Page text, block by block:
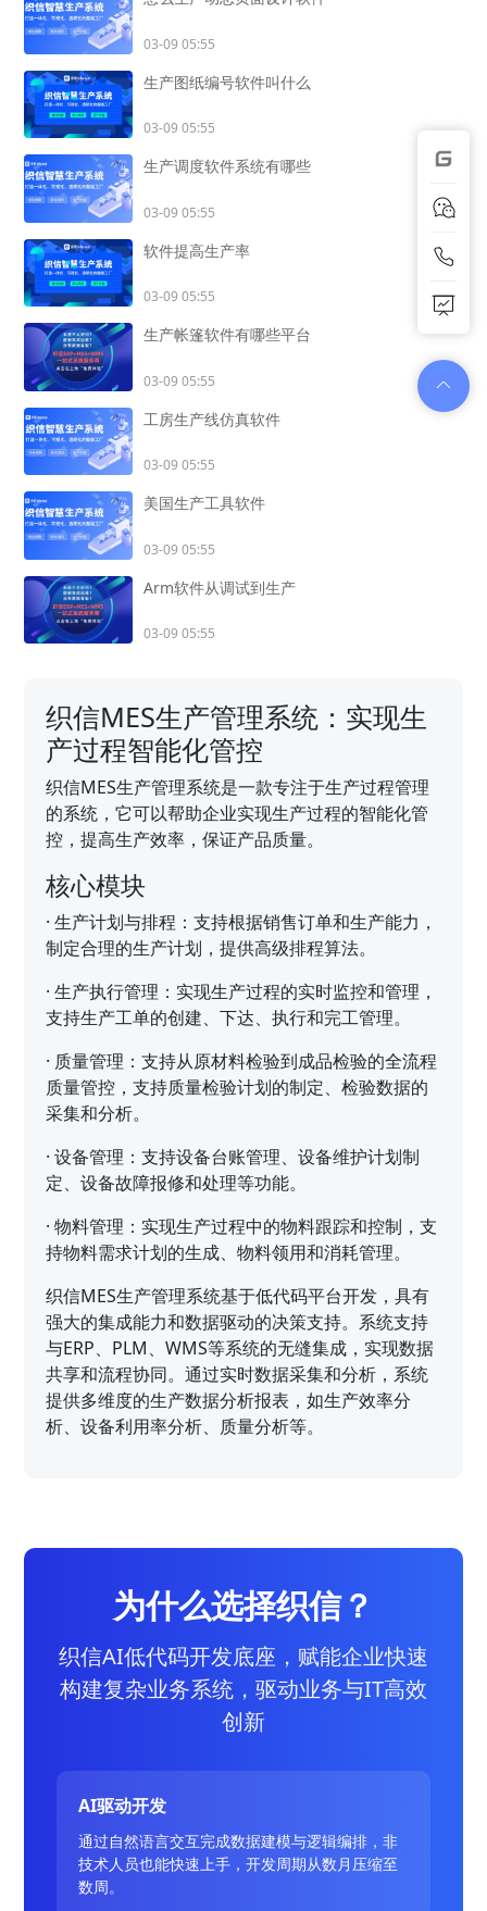
03-09 05:55
生产图纸编号软件叫什么
03-09 05:55
生产调度软件系统有哪些
03-09 05:55
软件提高生产率
03-09 05:55
生产帐篷软件有哪些平台
03-09 05:55
工房生产线仿真软件
03-09 05:55
美国生产工具软件
03-09 05:55
Arm软件从调试到生产
03-09 05:55
织信MES生产管理系统：实现生
产过程智能化管控
织信MES生产管理系统是一款专注于生产过程管理
的系统，它可以帮助企业实现生产过程的智能化管
控，提高生产效率，保证产品质量。
核心模块
·生产计划与排程：支持根据销售订单和生产能力，
制定合理的生产计划，提供高级排程算法。
·生产执行管理：实现生产过程的实时监控和管理，
支持生产工单的创建、下达、执行和完工管理。
· 质量管理：支持从原材料检验到成品检验的全流程
质量管控，支持质量检验计划的制定、检验数据的
采集和分析。
·设备管理：支持设备台账管理、设备维护计划制
定、设备故障报修和处理等功能。
·物料管理：实现生产过程中的物料跟踪和控制，支
持物料需求计划的生成、物料领用和消耗管理。
织信MES生产管理系统基于低代码平台开发，具有
强大的集成能力和数据驱动的决策支持。系统支持
与ERP、PLM、WMS等系统的无缝集成，实现数据
共享和流程协同。通过实时数据采集和分析，系统
提供多维度的生产数据分析报表，如生产效率分
析、设备利用率分析、质量分析等。
为什么选择织信？
织信AI低代码开发底座，赋能企业快速
构建复杂业务系统，驱动业务与IT高效
创新
AI驱动开发
通过自然语言交互完成数据建模与逻辑编排，非
技术人员也能快速上手，开发周期从数月压缩至
数周。